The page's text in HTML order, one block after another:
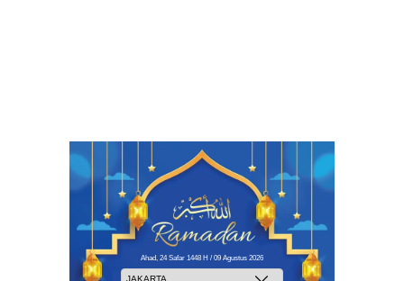
Ahad, 24 Safar 1448 H / 09 Agustus 2026